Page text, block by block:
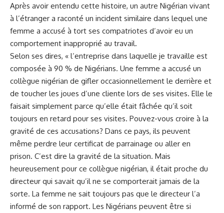
Après avoir entendu cette histoire, un autre Nigérian‍ vivant
à ‍l’étranger a raconté un ​incident similaire⁢ dans lequel une
femme a accusé à tort ses compatriotes d’avoir eu un
comportement ‍inapproprié au travail.
Selon ses⁣ dires, « l’entreprise dans laquelle je travaille‌ est
composée à 90 ‍% de‌ Nigérians. Une femme a ⁤accusé un
‌collègue nigérian de gifler occasionnellement le derrière et
de toucher les⁤ joues d’une cliente lors de ses visites. Elle le
faisait simplement parce⁢ qu’elle était fâchée qu’il soit⁣
toujours ⁢en ‍retard pour ses visites. Pouvez-vous⁣ croire à la
gravité‍ de ces accusations? Dans ce pays, ils peuvent
même perdre leur certificat de parrainage ou aller en⁢
prison. C’est dire la gravité de la⁢ situation.‍ Mais
heureusement pour ce ​collègue nigérian, il était proche du
directeur ‍qui​ savait qu’il ne se comporterait jamais de la
sorte. La femme ne sait toujours pas⁤ que le ⁤directeur l’a
informé ⁣de son rapport. Les Nigérians peuvent être si